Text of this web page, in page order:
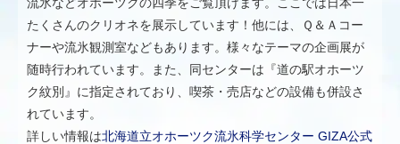
たくさんのクリオネを展示しています！他には、Ｑ＆Ａコー
ナーや流氷観測室などもあります。様々なテーマの企画展が
随時行われています。また、同センターは『道の駅オホーツ
ク紋別』に指定されており、喫茶・売店などの設備も併設さ
れています。
詳しい情報は北海道立オホーツク流氷科学センター GIZA公式